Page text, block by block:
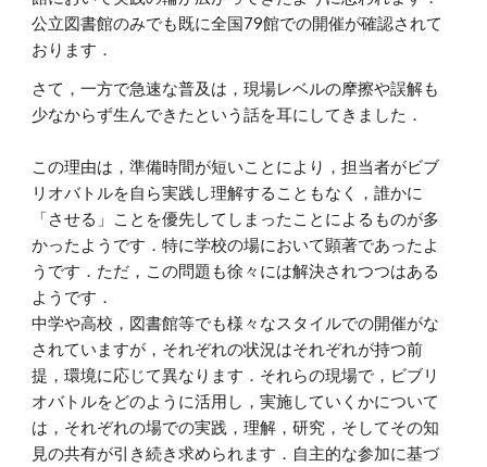
公立図書館のみでも既に全国79館での開催が確認されて
おります．
さて，一方で急速な普及は，現場レベルの摩擦や誤解も
少なからず生んできたという話を耳にしてきました．
この理由は，準備時間が短いことにより，担当者がビブ
リオバトルを自ら実践し理解することもなく，誰かに
「させる」ことを優先してしまったことによるものが多
かったようです．特に学校の場において顕著であったよ
うです．ただ，この問題も徐々には解決されつつはある
ようです．
中学や高校，図書館等でも様々なスタイルでの開催がな
されていますが，それぞれの状況はそれぞれが持つ前
提，環境に応じて異なります．それらの現場で，ビブリ
オバトルをどのように活用し，実施していくかについて
は，それぞれの場での実践，理解，研究，そしてその知
見の共有が引き続き求められます．自主的な参加に基づ